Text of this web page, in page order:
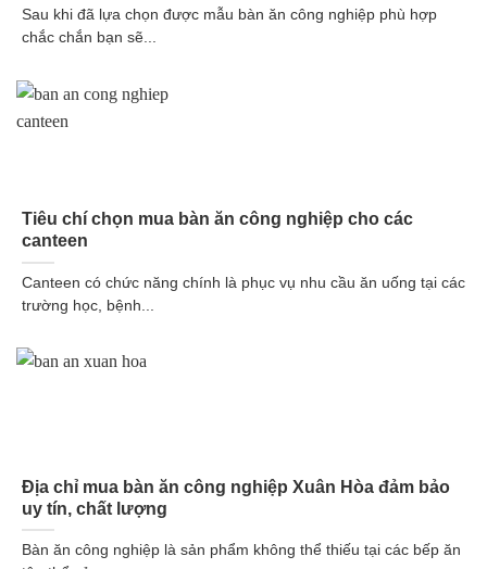
Sau khi đã lựa chọn được mẫu bàn ăn công nghiệp phù hợp
chắc chắn bạn sẽ...
Tiêu chí chọn mua bàn ăn công nghiệp cho các
canteen
Canteen có chức năng chính là phục vụ nhu cầu ăn uống tại các
trường học, bệnh...
Địa chỉ mua bàn ăn công nghiệp Xuân Hòa đảm bảo
uy tín, chất lượng
Bàn ăn công nghiệp là sản phẩm không thể thiếu tại các bếp ăn